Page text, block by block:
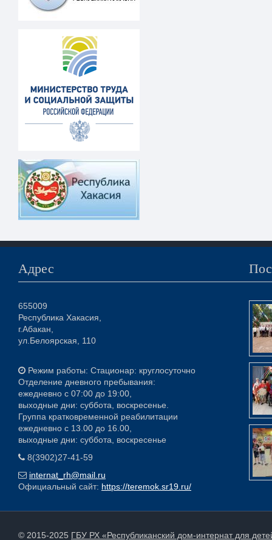
Адрес
655009
Республика Хакасия,
г.Абакан,
ул.Белоярская, 110
Режим работы: Стационар: круглосуточно
Отделение дневного пребывания:
ежедневно с 07:00 до 19:00,
выходные дни: суббота, воскресенье.
Группа кратковременной реабилитации
ежедневно с 13.00 до 16.00,
выходные дни: суббота, воскресенье
8(3902)27-41-59
internat_rh@mail.ru
Официальный сайт: https://teremok.sr19.ru/
© 2015-2025 ГБУ РХ «Республиканский дом-интернат для